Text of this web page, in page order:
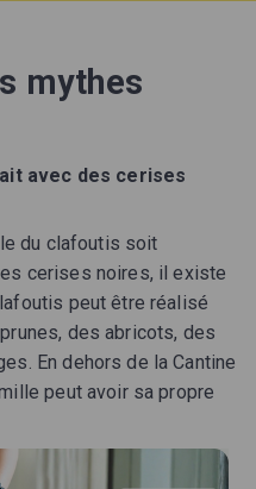
mythes
avec des cerises
du clafoutis soit
cerises noires, il existe
peut être réalisé
des abricots, des
En dehors de la Cantine
peut avoir sa propre